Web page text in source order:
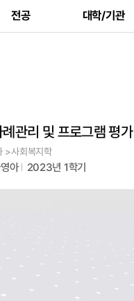
전공 대학/기관
관리 및 프로그램 평가
>사회복지학
아 2023년 1학기